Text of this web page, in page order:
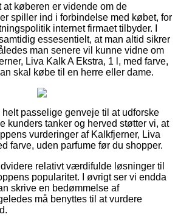
at køberen er vidende om de
spiller ind i forbindelse med købet, for
internet firmaet tilbyder. I
essesentielt, at man altid sikrer
man senere vil kunne vidne om
Liva Kalk A Ekstra, 1 l, med farve,
skal købe til en herre eller dame.
passelige genveje til at udforske
kunders tanker og herved støtter vi, at
vurderinger af Kalkfjerner, Liva
farve, uden parfume før du shopper.
relativt værdifulde løsninger til
popularitet. I øvrigt ser vi endda
skrive en bedømmelse af
må benyttes til at vurdere